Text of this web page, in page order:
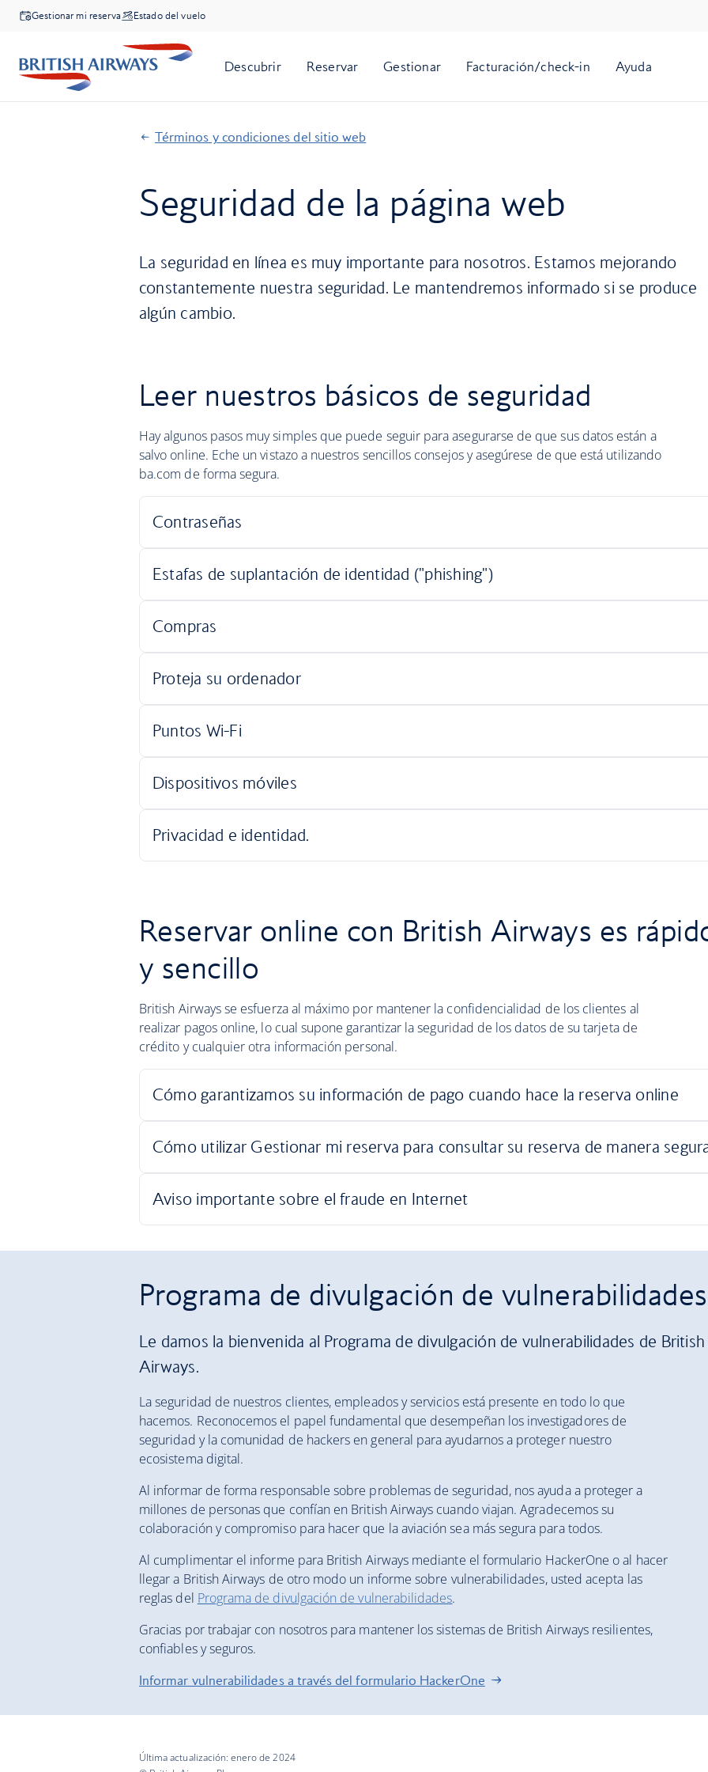
Gestionar mi reserva Estado del vuelo
Términos y condiciones del sitio web
Seguridad de la página web
La seguridad en línea es muy importante para nosotros. Estamos mejorando
constantemente nuestra seguridad. Le mantendremos informado si se produce
algún cambio.
Leer nuestros básicos de seguridad
Hay algunos pasos muy simples que puede seguir para asegurarse de que sus datos están a
salvo online. Eche un vistazo a nuestros sencillos consejos y asegúrese de que está utilizando
ba.com de forma segura.
Reservar online con British Airways es
y sencillo
British Airways se esfuerza al máximo por mantener la confidencialidad de los clientes al
realizar pagos online, lo cual supone garantizar la seguridad de los datos de su tarjeta de
crédito y cualquier otra información personal.
Programa de divulgación de vulnerabilidades
Le damos la bienvenida al Programa de divulgación de vulnerabilidades de British
Airways.
La seguridad de nuestros clientes, empleados y servicios está presente en todo lo que
hacemos. Reconocemos el papel fundamental que desempeñan los investigadores de
seguridad y la comunidad de hackers en general para ayudarnos a proteger nuestro
ecosistema digital.
Al informar de forma responsable sobre problemas de seguridad, nos ayuda a proteger a
millones de personas que confían en British Airways cuando viajan. Agradecemos su
colaboración y compromiso para hacer que la aviación sea más segura para todos.
Al cumplimentar el informe para British Airways mediante el formulario HackerOne o al hacer
llegar a British Airways de otro modo un informe sobre vulnerabilidades, usted acepta las
reglas del Programa de divulgación de vulnerabilidades.
Gracias por trabajar con nosotros para mantener los sistemas de British Airways resilientes,
confiables y seguros.
Informar vulnerabilidades a través del formulario HackerOne
Última actualización: enero de 2024